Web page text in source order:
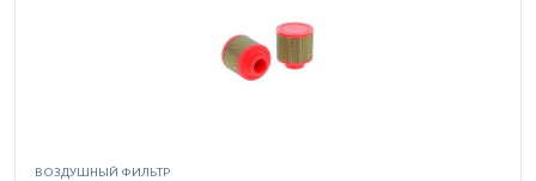
ВОЗДУШНЫЙ ФИЛЬТР